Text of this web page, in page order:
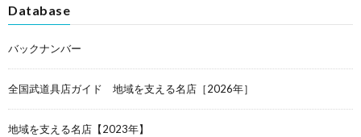
Database
バックナンバー
全国武道具店ガイド 地域を支える名店［2026年］
地域を支える名店【2023年】